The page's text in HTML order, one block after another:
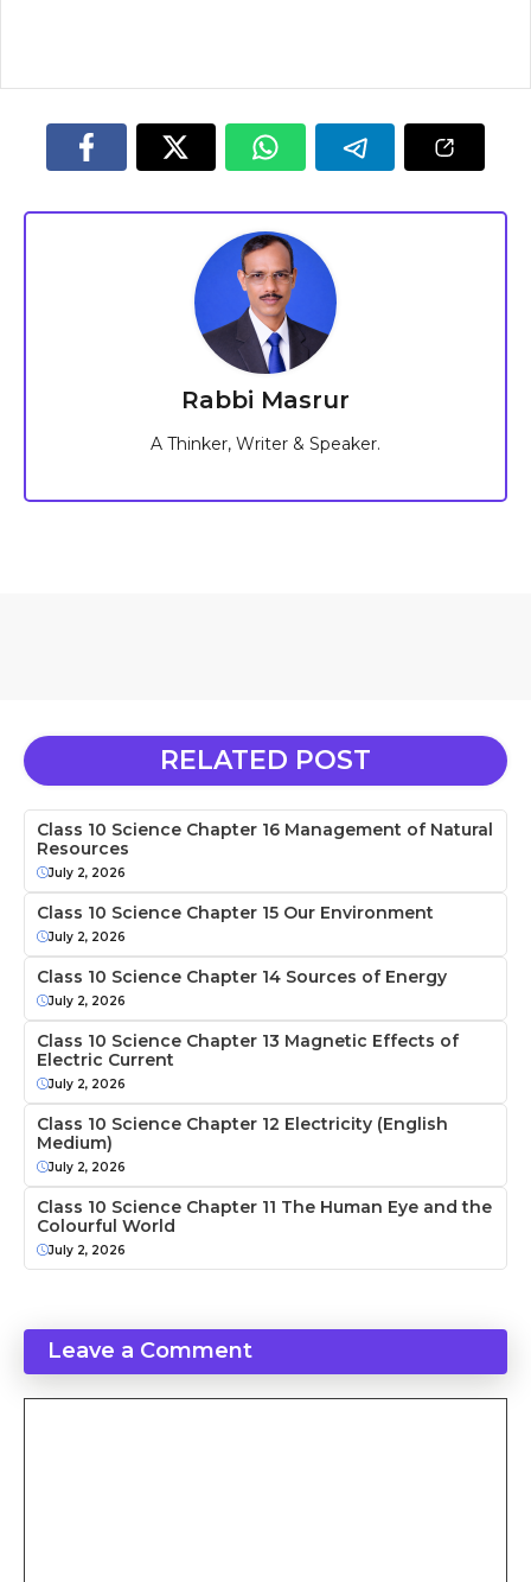
Rabbi Masrur
A Thinker, Writer & Speaker.
RELATED POST
Class 10 Science Chapter 16 Management of Natural
Resources
July 2, 2026
Class 10 Science Chapter 15 Our Environment
July 2, 2026
Class 10 Science Chapter 14 Sources of Energy
July 2, 2026
Class 10 Science Chapter 13 Magnetic Effects of
Electric Current
July 2, 2026
Class 10 Science Chapter 12 Electricity (English
Medium)
July 2, 2026
Class 10 Science Chapter 11 The Human Eye and the
Colourful World
July 2, 2026
Leave a Comment